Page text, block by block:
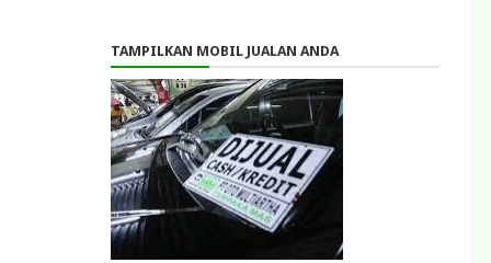
TAMPILKAN MOBIL JUALAN ANDA